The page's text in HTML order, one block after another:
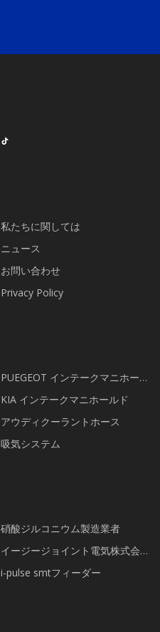
私たちに関しては
ニュース
お問い合わせ
Privacy Policy
PUEGEOT インテークマニホール
ド
KIA インテークマニホールド
アウディクーラントホース
吸気システム
硝酸ジルコニウム製造業者
イージージョイント電気株式会
社
i-pulse smtフィーダー